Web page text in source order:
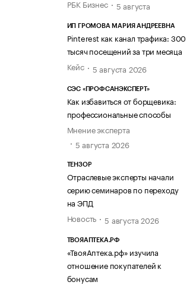
РБК Бизнес
5 августа
ИП ГРОМОВА МАРИЯ АНДРЕЕВНА
Pinterest как канал трафика: 300
тысяч посещений за три месяца
Кейс
5 августа 2026
СЭС «ПРОФСАНЭКСПЕРТ»
Как избавиться от борщевика:
профессиональные способы
Мнение эксперта
5 августа 2026
ТЕНЗОР
Отраслевые эксперты начали
серию семинаров по переходу
на ЭПД
Новость
5 августа 2026
ТВОЯАПТЕКА.РФ
«ТвояАптека.рф» изучила
отношение покупателей к
бонусам